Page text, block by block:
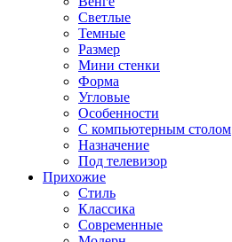
Светлые
Темные
Размер
Мини стенки
Форма
Угловые
Особенности
С компьютерным столом
Назначение
Под телевизор
Прихожие
Стиль
Классика
Современные